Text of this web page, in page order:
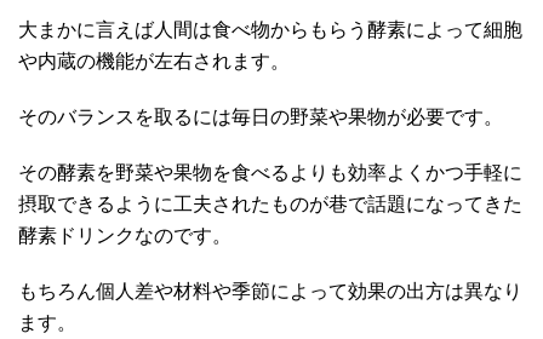
大まかに言えば人間は食べ物からもらう酵素によって細胞
や内蔵の機能が左右されます。
そのバランスを取るには毎日の野菜や果物が必要です。
その酵素を野菜や果物を食べるよりも効率よくかつ手軽に
摂取できるように工夫されたものが巷で話題になってきた
酵素ドリンクなのです。
もちろん個人差や材料や季節によって効果の出方は異なり
ます。